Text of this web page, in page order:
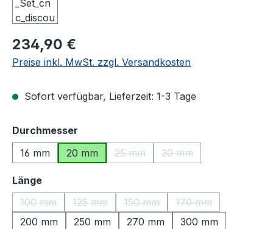
Regulärer Preis:
234,90 €
Preise inkl. MwSt. zzgl. Versandkosten
Sofort verfügbar, Lieferzeit: 1-3 Tage
Durchmesser
16 mm
20 mm 25 mm
(Diese Option ist zurzeit nicht
30 mm
(Diese Option ist
Längeauswählen
100 mm
(Diese Option ist zurzeit nicht verfügbar.)
125 mm
(Diese Option ist zurzeit nicht verfügbar.)
150 mm
(Diese Option ist zurzeit nicht
170 mm
(Diese Option ist
200 mm 250 mm 270 mm
300 mm